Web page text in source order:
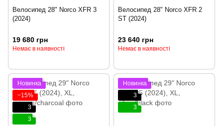
Велосипед 28" Norco XFR 3
(2024)
19 680 грн
Немає в наявності
Велосипед 28" Norco XFR 2
ST (2024)
23 640 грн
Немає в наявності
Новинка
−15%
3
3
Новинка
3
3